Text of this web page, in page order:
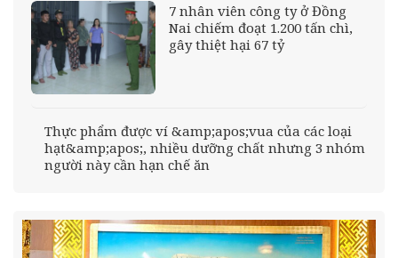
7 nhân viên công ty ở Đồng
Nai chiếm đoạt 1.200 tấn chì,
gây thiệt hại 67 tỷ
Thực phẩm được ví &amp;apos;vua của các loại
hạt&amp;apos;, nhiều dưỡng chất nhưng 3 nhóm
người này cần hạn chế ăn